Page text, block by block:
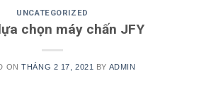
UNCATEGORIZED
chọn máy chấn JFY
ONTHÁNG 2 17, 2021 BY ADMIN